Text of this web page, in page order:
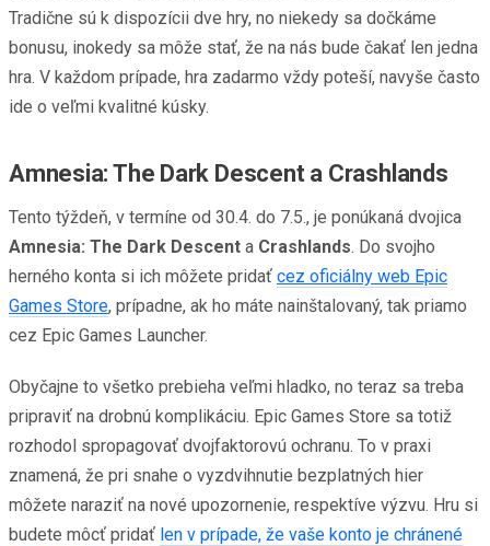
Tradične sú k dispozícii dve hry, no niekedy sa dočkáme
bonusu, inokedy sa môže stať, že na nás bude čakať len jedna
hra. V každom prípade, hra zadarmo vždy poteší, navyše často
ide o veľmi kvalitné kúsky.
Amnesia: The Dark Descenta Crashlands
Tento týždeň, v termíne od 30.4. do 7.5., je ponúkaná dvojica
Amnesia: The Dark Descent a Crashlands. Do svojho
herného konta si ich môžete pridať cez oficiálny web Epic
Games Store, prípadne, ak ho máte nainštalovaný, tak priamo
cez Epic Games Launcher.
Obyčajne to všetko prebieha veľmi hladko, no teraz sa treba
pripraviť na drobnú komplikáciu. Epic Games Store sa totiž
rozhodol spropagovať dvojfaktorovú ochranu. To v praxi
znamená, že pri snahe o vyzdvihnutie bezplatných hier
môžete naraziť na nové upozornenie, respektíve výzvu. Hru si
budete môcť pridať len v prípade, že vaše konto je chránené